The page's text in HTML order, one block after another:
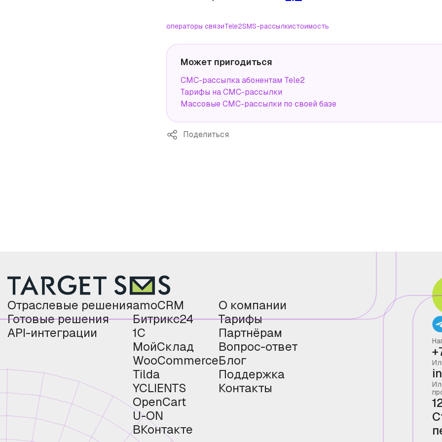
операторы связиTele2SMS-рассылкистоимость
Может пригодиться
СМС-рассылка абонентам Tele2
Тарифы на СМС-рассылки
Массовые СМС-рассылки по своей базе
Поделиться
Отраслевые решения
Готовые решения
API-интеграции
amoCRM
Битрикс24
1С
МойСклад
WooCommerce
Tilda
YCLIENTS
OpenCart
U-ON
ВКонтакте
О компании
Тарифы
Партнёрам
Вопрос-ответ
Блог
Поддержка
Контакты